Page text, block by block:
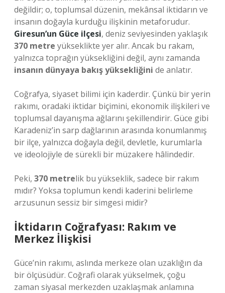
değildir; o, toplumsal düzenin, mekânsal iktidarın ve
insanın doğayla kurduğu ilişkinin metaforudur.
Giresun’un Güce ilçesi, deniz seviyesinden yaklaşık
370 metre yükseklikte yer alır. Ancak bu rakam,
yalnızca toprağın yüksekliğini değil, aynı zamanda
insanın dünyaya bakış yüksekliğini de anlatır.
Coğrafya, siyaset bilimi için kaderdir. Çünkü bir yerin
rakımı, oradaki iktidar biçimini, ekonomik ilişkileri ve
toplumsal dayanışma ağlarını şekillendirir. Güce gibi
Karadeniz’in sarp dağlarının arasında konumlanmış
bir ilçe, yalnızca doğayla değil, devletle, kurumlarla
ve ideolojiyle de sürekli bir müzakere hâlindedir.
Peki, 370 metrelik bu yükseklik, sadece bir rakım
mıdır? Yoksa toplumun kendi kaderini belirleme
arzusunun sessiz bir simgesi midir?
İktidarın Coğrafyası: Rakım ve
Merkez İlişkisi
Güce’nin rakımı, aslında merkeze olan uzaklığın da
bir ölçüsüdür. Coğrafi olarak yükselmek, çoğu
zaman siyasal merkezden uzaklaşmak anlamına